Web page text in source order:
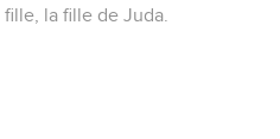
fille, la fille de Juda.